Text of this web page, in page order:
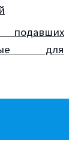
для